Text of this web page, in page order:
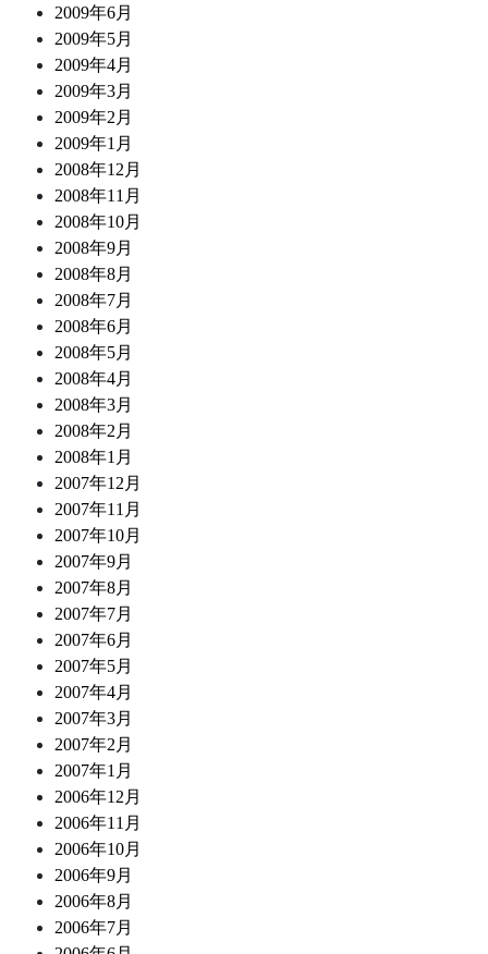
2009年6月
2009年5月
2009年4月
2009年3月
2009年2月
2009年1月
2008年12月
2008年11月
2008年10月
2008年9月
2008年8月
2008年7月
2008年6月
2008年5月
2008年4月
2008年3月
2008年2月
2008年1月
2007年12月
2007年11月
2007年10月
2007年9月
2007年8月
2007年7月
2007年6月
2007年5月
2007年4月
2007年3月
2007年2月
2007年1月
2006年12月
2006年11月
2006年10月
2006年9月
2006年8月
2006年7月